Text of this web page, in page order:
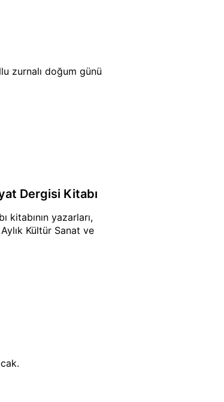
zurnalı doğum günü
Dergisi Kitabı
kitabının yazarları,
Kültür Sanat ve